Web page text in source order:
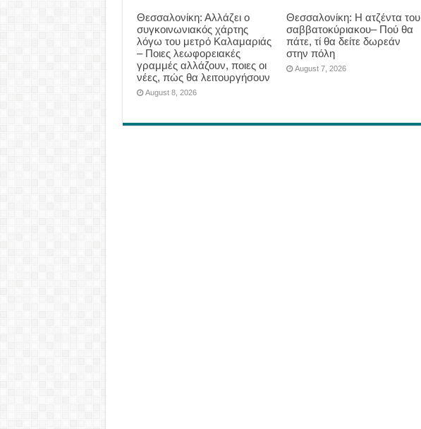
Θεσσαλονίκη: Αλλάζει ο
συγκοινωνιακός χάρτης
λόγω του μετρό Καλαμαριάς
– Ποιες λεωφορειακές
γραμμές αλλάζουν, ποιες οι
νέες, πώς θα λειτουργήσουν
August 8, 2026
Θεσσαλονίκη: Η ατζέντα του
σαββατοκύριακου– Πού θα
πάτε, τί θα δείτε δωρεάν
στην πόλη
August 7, 2026